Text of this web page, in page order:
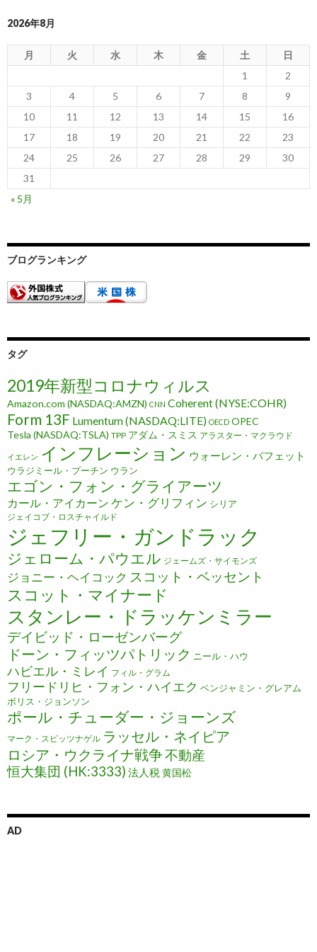
2026年8月
月 火 水 木 金 土
日
1
2
3
4 5 6 7 8
9
10
11 12 13 14 15
16
17
18 19 20 21 22
23
24
25 26 27 28 29
30
31
« 5月
ブログランキング
タグ
2019年新型コロナウィルス
Amazon.com (NASDAQ:AMZN) CNN Coherent (NYSE:COHR)
Form 13F Lumentum (NASDAQ:LITE) OECD OPEC
Tesla (NASDAQ:TSLA) TPP アダム・スミス アラスター・マクラウド
イエレン インフレーション ウォーレン・バフェット
ウラジミール・プーチン ウラン
エゴン・フォン・グライアーツ
カール・アイカーン ケン・グリフィン シリア
ジェイコブ・ロスチャイルド
ジェフリー・ガンドラック
ジェローム・パウエル ジェームズ・サイモンズ
ジョニー・ヘイコック スコット・ベッセント
スコット・マイナード
スタンレー・ドラッケンミラー
デイビッド・ローゼンバーグ
ドーン・フィッツパトリック ニール・ハウ
ハビエル・ミレイ フィル・グラム
フリードリヒ・フォン・ハイエク ベンジャミン・グレアム
ボリス・ジョンソン
ポール・チューダー・ジョーンズ
マーク・スピッツナゲル ラッセル・ネイピア
ロシア・ウクライナ戦争不動産
恒大集団 (HK:3333) 法人税黄国松
AD